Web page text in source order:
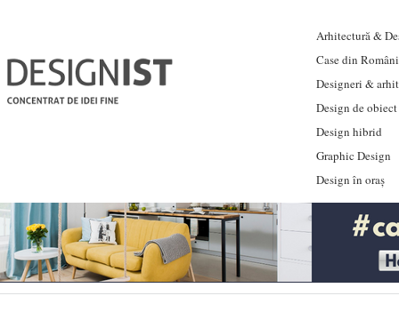
Arhitectură &
Case din
Designeri &
Design de obiect
Design hibrid
Graphic Design
Design în oraș